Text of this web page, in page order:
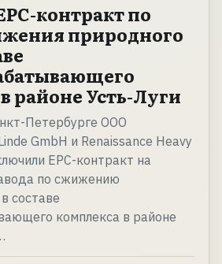
контракт по
природного
районе Усть-Луги
Петербурге ООО
GmbH и Renaissance Heavy
ЕРС-контракт на
по сжижению
составе
комплекса в районе